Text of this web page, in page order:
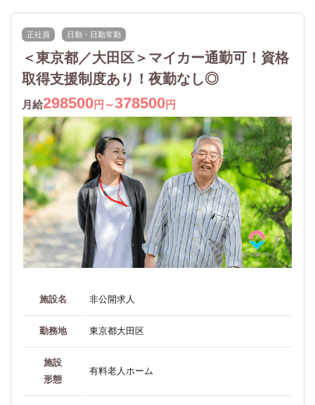
正社員 日勤・日勤常勤
＜東京都／大田区＞マイカー通勤可！資格
取得支援制度あり！夜勤なし◎
月給298500円～378500円
施設名 非公開求人
勤務地 東京都大田区
施設
形態
有料老人ホーム